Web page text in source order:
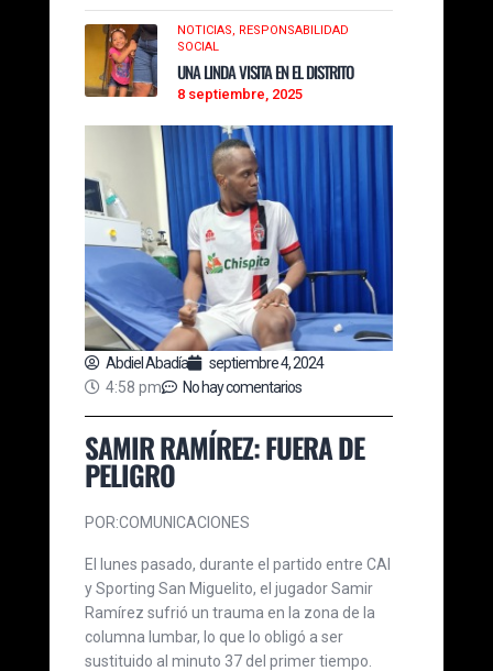
NOTICIAS, RESPONSABILIDAD
SOCIAL
UNA LINDA VISITA EN EL DISTRITO
8 septiembre, 2025
Abdiel Abadía
septiembre 4, 2024
4:58 pm
No hay comentarios
SAMIR RAMÍREZ: FUERA DE
PELIGRO
POR:COMUNICACIONES
El lunes pasado, durante el partido entre CAI
y Sporting San Miguelito, el jugador Samir
Ramírez sufrió un trauma en la zona de la
columna lumbar, lo que lo obligó a ser
sustituido al minuto 37 del primer tiempo.